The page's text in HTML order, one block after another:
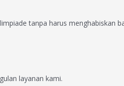
tanpa harus menghabiskan
layanan kami.